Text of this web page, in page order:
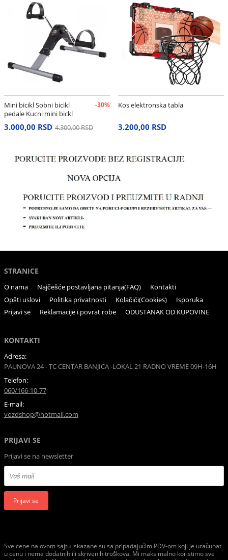
Mini bicikl Sobni bicikl
pedale Kucni mini bickl
-30%
3.000,00 RSD 4.300,00 RSD
Kos elektronska tabla
3.200,00 RSD
STRANICE
O nama Najčešće postavljana pitanja(FAQ)
Kontakti
Opšti uslovi
Politika privatnosti Kolačići(Cookies)
Isporuka
Prijavi se
Reklamacije i povrat robe ODUSTANAK OD KUPOVINE
KONTAKTI
Adresa:
PAUNOVA 24 - TC CENTAR BANJICA -LOKAL 21 RADNO VREME 09H-16H
Telefon:
060/166-10-77
E-mail:
vozdshop@hotmail.com
PRIJAVI SE
Prijavi se na newsletter
Prijavi se
Sve cene na ovom sajtu iskazane su sa pripadajućim PDV-om koji je uračunat
u cenu i nema dodatnih ili skrivenih troškova. Mi maksimalno koristimo sve